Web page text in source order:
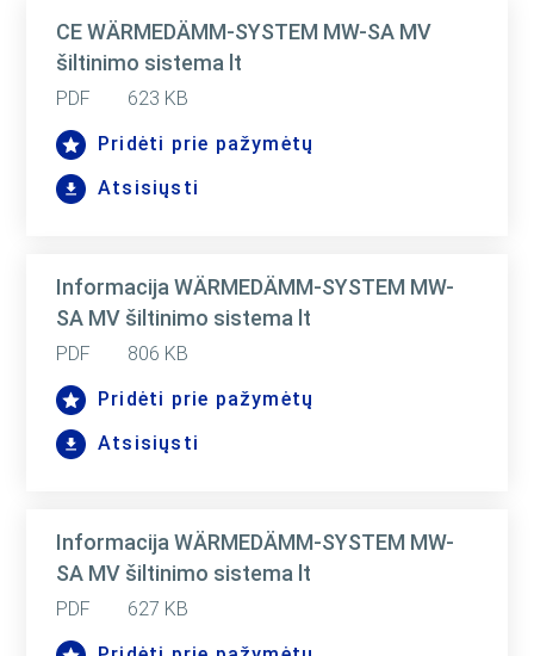
CE WÄRMEDÄMM-SYSTEM MW-SA MV
šiltinimo sistema lt
PDF
623 KB
Pridėti prie pažymėtų
Atsisiųsti
Informacija WÄRMEDÄMM-SYSTEM MW-
SA MV šiltinimo sistema lt
PDF
806 KB
Pridėti prie pažymėtų
Atsisiųsti
Informacija WÄRMEDÄMM-SYSTEM MW-
SA MV šiltinimo sistema lt
PDF
627 KB